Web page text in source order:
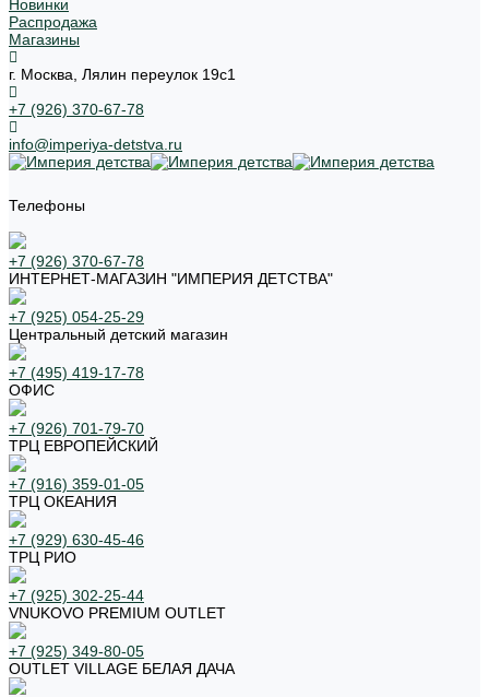
Новинки
Распродажа
Магазины
г. Москва, Лялин переулок 19с1
+7 (926) 370-67-78
info@imperiya-detstva.ru
Телефоны
+7 (926) 370-67-78
ИНТЕРНЕТ-МАГАЗИН "ИМПЕРИЯ ДЕТСТВА"
+7 (925) 054-25-29
Центральный детский магазин
+7 (495) 419-17-78
ОФИС
+7 (926) 701-79-70
ТРЦ ЕВРОПЕЙСКИЙ
+7 (916) 359-01-05
ТРЦ ОКЕАНИЯ
+7 (929) 630-45-46
ТРЦ РИО
+7 (925) 302-25-44
VNUKOVO PREMIUM OUTLET
+7 (925) 349-80-05
OUTLET VILLAGE БЕЛАЯ ДАЧА